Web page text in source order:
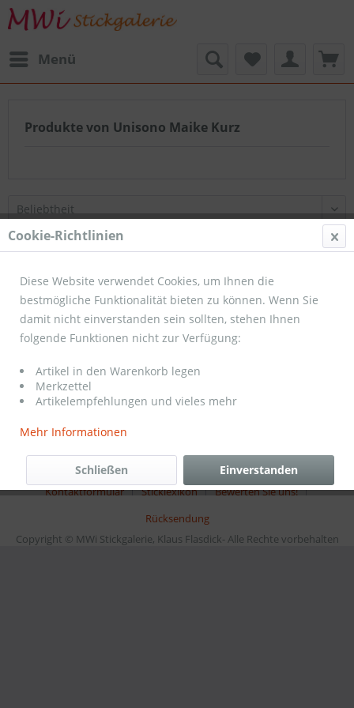
Menü
Produkte von Unisono Maike Kurz
Service Hotline
Shop Service
Informationen
Versandkosten
Kontaktformular Sticklexikon
Bewerten Sie uns!
Rücksendung
Copyright © MWi Stickgalerie, Klaus Flasdick- Alle Rechte vorbehalten
Cookie-Richtlinien
Diese Website verwendet Cookies, um Ihnen die
bestmögliche Funktionalität bieten zu können. Wenn Sie
damit nicht einverstanden sein sollten, stehen Ihnen
folgende Funktionen nicht zur Verfügung:
Artikel in den Warenkorb legen
Merkzettel
Artikelempfehlungen und vieles mehr
Mehr Informationen
Einverstanden
Schließen